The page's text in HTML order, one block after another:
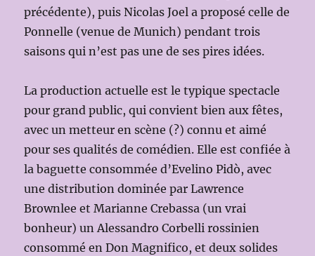
précédente), puis Nicolas Joel a proposé celle de
Ponnelle (venue de Munich) pendant trois
saisons qui n’est pas une de ses pires idées.
La production actuelle est le typique spectacle
pour grand public, qui convient bien aux fêtes,
avec un metteur en scène (?) connu et aimé
pour ses qualités de comédien. Elle est confiée à
la baguette consommée d’Evelino Pidò, avec
une distribution dominée par Lawrence
Brownlee et Marianne Crebassa (un vrai
bonheur) un Alessandro Corbelli rossinien
consommé en Don Magnifico, et deux solides